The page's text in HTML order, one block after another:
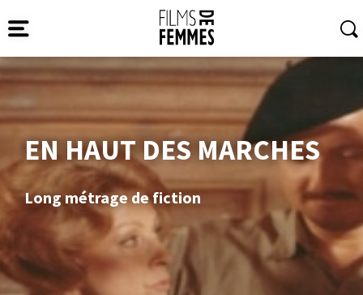
EN HAUT DES MARCHES
Long métrage de fiction